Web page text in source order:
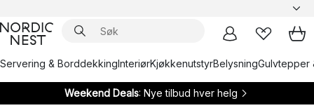
Servering & BorddekkingInteriørKjøkkenutstyrBelysningGulvtepper
Weekend Deals: Nye tilbud hver helg